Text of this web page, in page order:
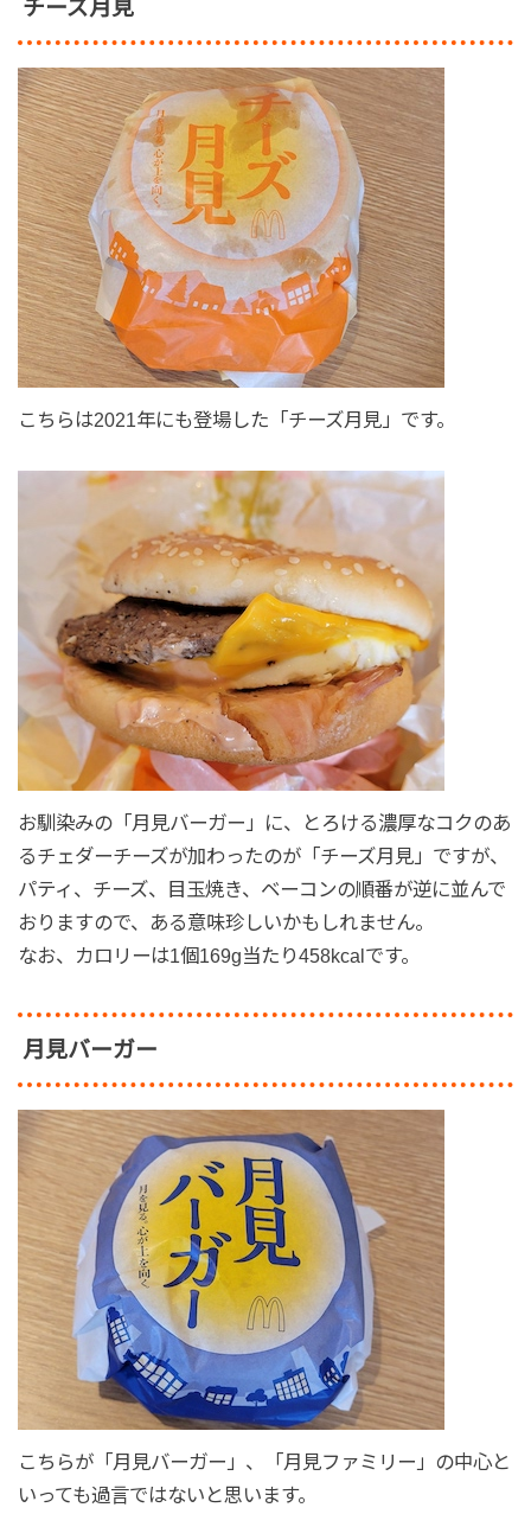
チーズ月見
こちらは2021年にも登場した「チーズ月見」です。
お馴染みの「月見バーガー」に、とろける濃厚なコクのあ
るチェダーチーズが加わったのが「チーズ月見」ですが、
パティ、チーズ、目玉焼き、ベーコンの順番が逆に並んで
おりますので、ある意味珍しいかもしれません。
なお、カロリーは1個169g当たり458kcalです。
月見バーガー
こちらが「月見バーガー」、「月見ファミリー」の中心と
いっても過言ではないと思います。